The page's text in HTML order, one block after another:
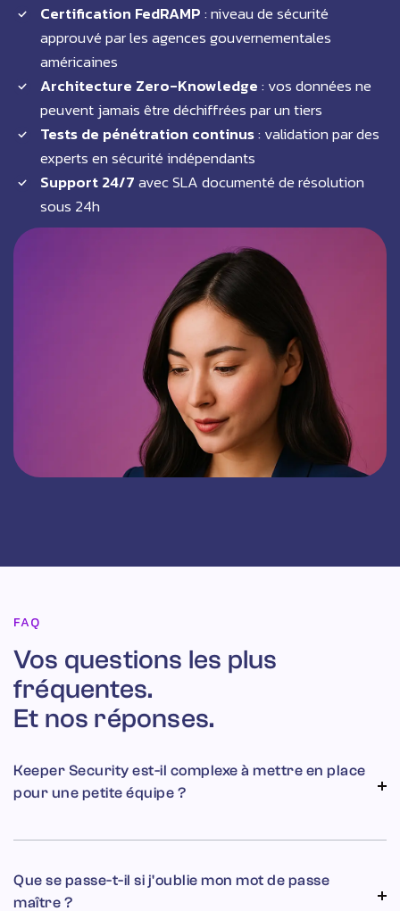
Certification FedRAMP: niveau de sécurité
approuvé par les agences gouvernementales
américaines
Architecture Zero-Knowledge: vos données ne
peuvent jamais être déchiffrées par un tiers
Tests de pénétration continus: validation par des
experts en sécurité indépendants
Support 24/7avec SLA documenté de résolution
sous 24h
FAQ
Vos questions les plus
fréquentes.
Et nos réponses.
Keeper Security est-il complexe à mettre en place
pour une petite équipe ?
aucune infrastructure. NEOXO configure l'ensemble en
moins de 30 minutes et forme vos équipes en 2 heures
Que se passe-t-il si j'oublie mon mot de passe
maître ?